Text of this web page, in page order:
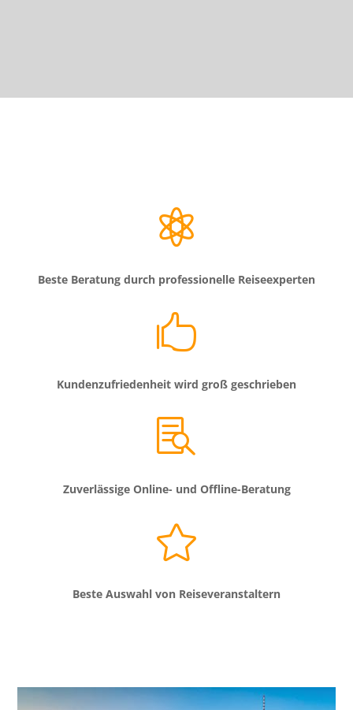

Beste Beratung durch professionelle Reiseexperten

Kundenzufriedenheit wird groß geschrieben

Zuverlässige Online- und Offline-Beratung

Beste Auswahl von Reiseveranstaltern